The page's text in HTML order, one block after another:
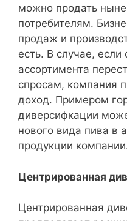
можно продать
потребителям.
продаж и
есть. В случае, если
ассортимента
спросам, компания
доход. Примером
диверсифкации
нового вида пива в
продукции
Центрированная
Центрированная